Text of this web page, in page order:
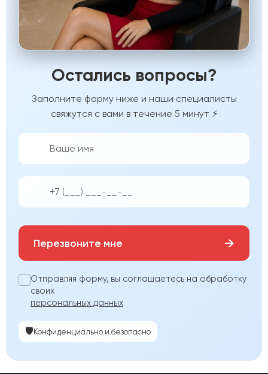
Остались вопросы?
Заполните форму ниже и наши специалисты
свяжутся с вами в течение 5 минут ⚡
Перезвоните мне →
Отправляя форму, вы соглашаетесь на обработку
своих
персональных данных
🛡️Конфиденциально и безопасно